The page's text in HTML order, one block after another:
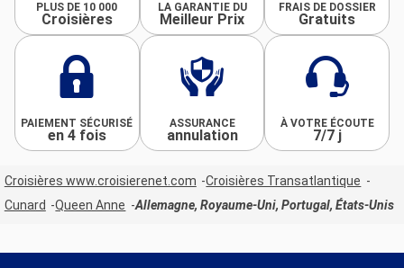
PLUS DE 10 000
Croisières
LA GARANTIE DU
Meilleur Prix
FRAIS DE DOSSIER
Gratuits
PAIEMENT SÉCURISÉ
en 4 fois
ASSURANCE
annulation
À VOTRE ÉCOUTE
7/7 j
Croisières www.croisierenet.com
Croisières Transatlantique
Cunard
Queen Anne Allemagne, Royaume-Uni, Portugal, États-Unis